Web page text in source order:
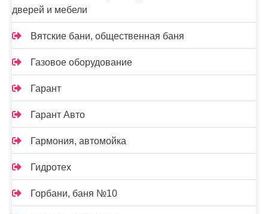
дверей и мебели
Вятские бани, общественная баня
Газовое оборудование
Гарант
Гарант Авто
Гармония, автомойка
Гидротех
Горбани, баня №10